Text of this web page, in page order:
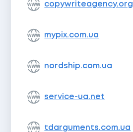
copywriteagency.org
mypix.com.ua
nordship.com.ua
service-ua.net
tdarguments.com.ua